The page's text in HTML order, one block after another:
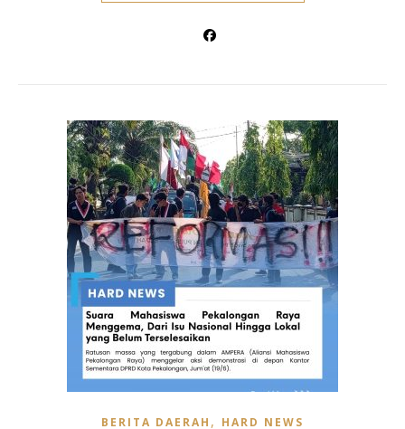
BERITA DAERAH , HARD NEWS